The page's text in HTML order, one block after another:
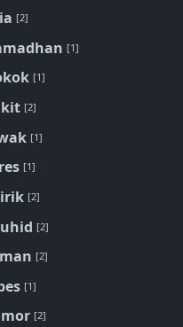
[2]
[1]
[1]
[2]
[1]
[1]
[2]
[2]
[2]
[1]
[2]